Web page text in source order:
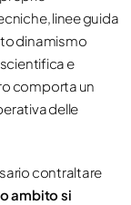
linee guida
dinamismo
e
comporta un
delle
contraltare
ambito si